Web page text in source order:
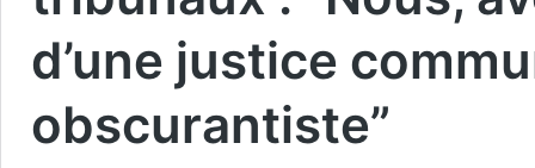
d’une justice
obscurantiste”